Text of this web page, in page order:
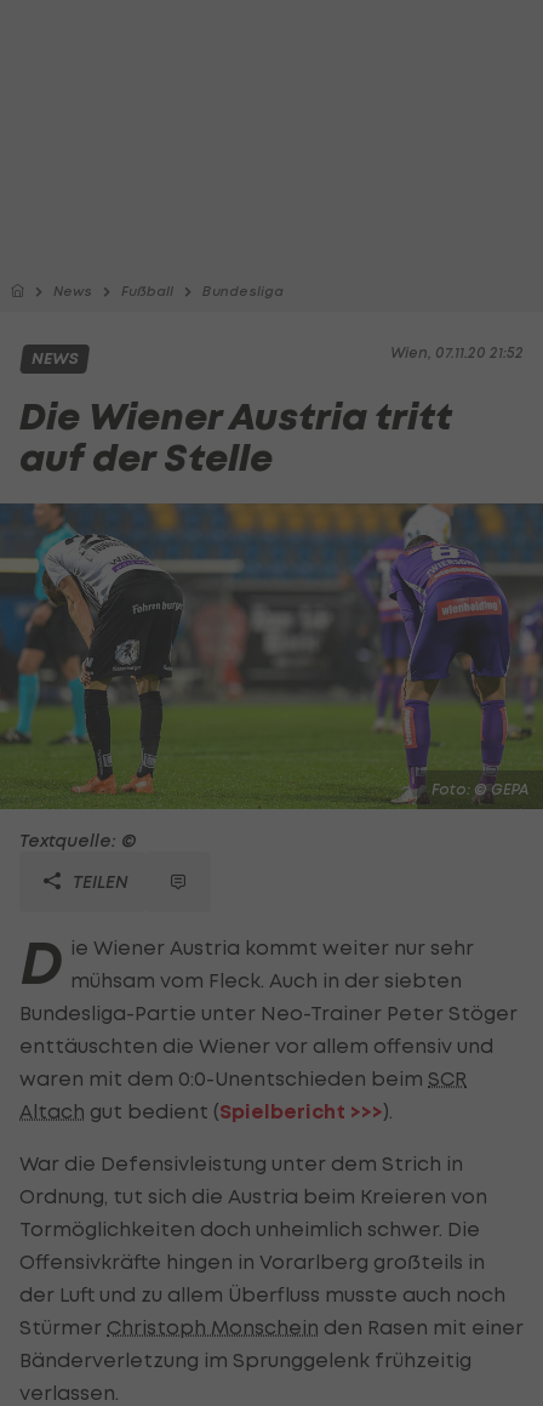
News Fußball Bundesliga
Wien, 07.11.20 21:52
NEWS
Die Wiener Austria tritt
auf der Stelle
Foto: © GEPA
Textquelle: ©
TEILEN
D ie Wiener Austria kommt weiter nur sehr
mühsam vom Fleck. Auch in der siebten
Bundesliga-Partie unter Neo-Trainer Peter Stöger
enttäuschten die Wiener vor allem offensiv und
waren mit dem 0:0-Unentschieden beim SCR
Altach gut bedient (Spielbericht >>>).
War die Defensivleistung unter dem Strich in
Ordnung, tut sich die Austria beim Kreieren von
Tormöglichkeiten doch unheimlich schwer. Die
Offensivkräfte hingen in Vorarlberg großteils in
der Luft und zu allem Überfluss musste auch noch
Stürmer Christoph Monschein den Rasen mit einer
Bänderverletzung im Sprunggelenk frühzeitig
verlassen.